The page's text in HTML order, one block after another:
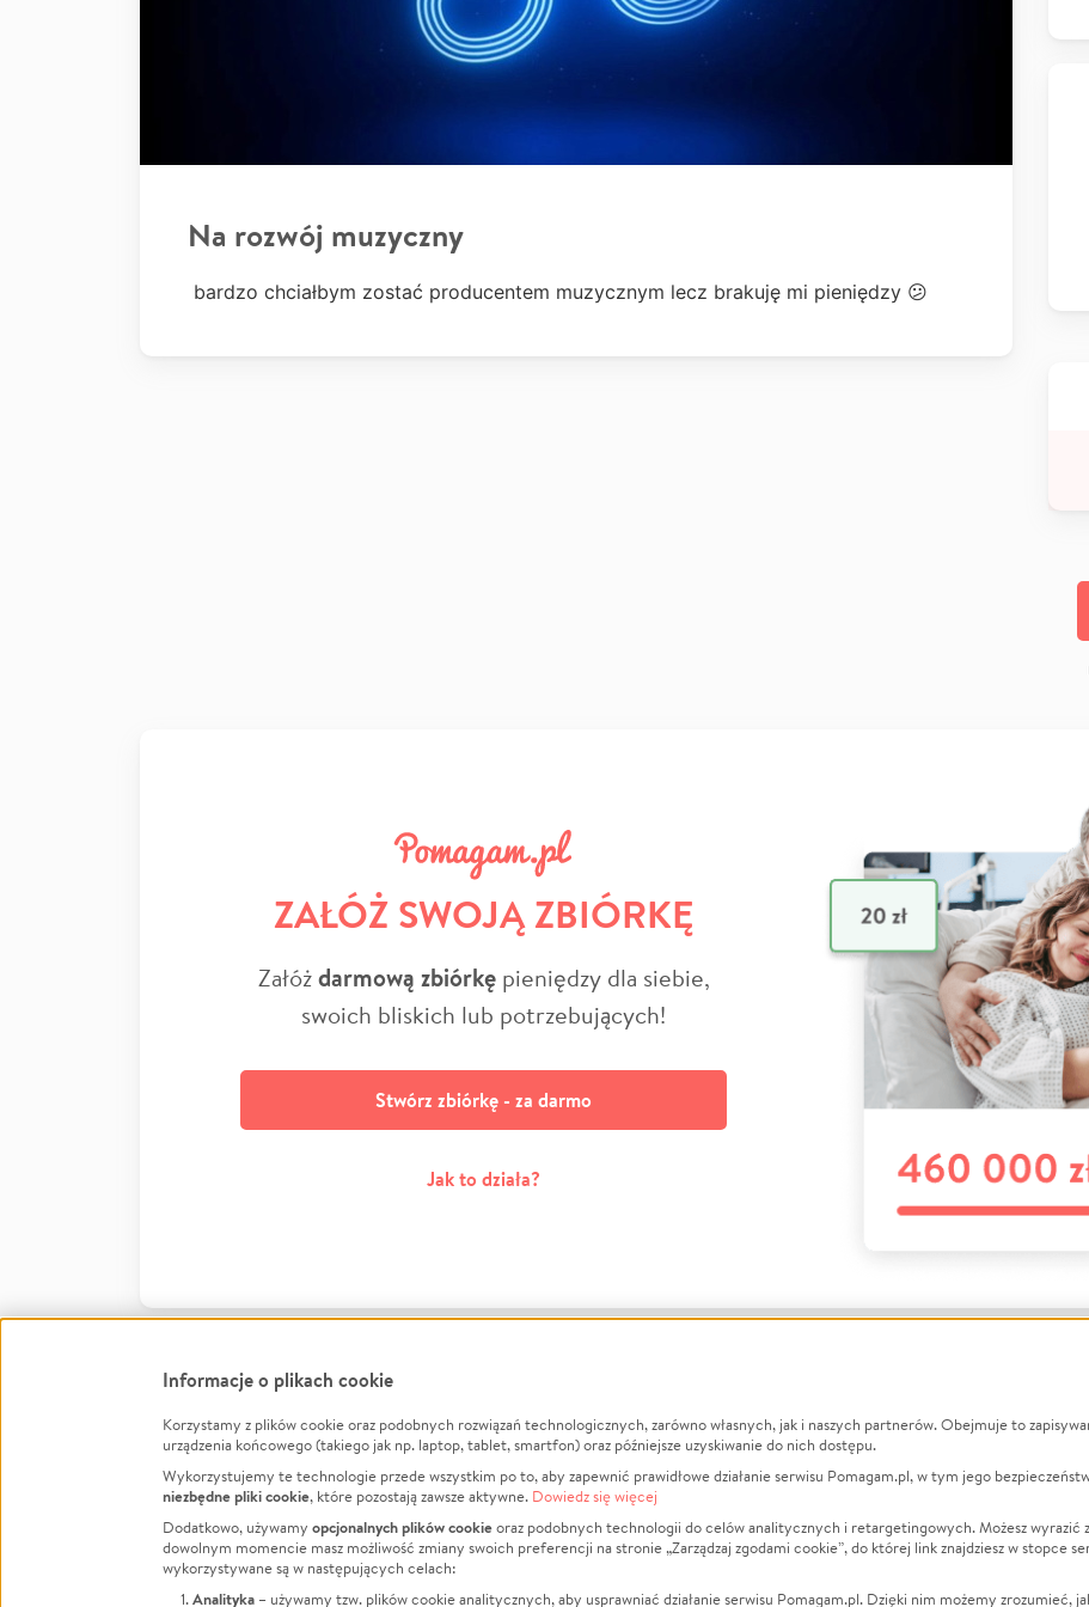
Na rozwój muzyczny
bardzo chciałbym zostać producentem muzycznym lecz brakuję mi pieniędzy 😕
ZAŁÓŻ SWOJĄ ZBIÓRKĘ
Załóżdarmową zbiórkępieniędzy dla siebie,
swoich bliskich lub potrzebujących!
Stwórz zbiórkę - za darmo
Jak to działa?
FacebookTwitter Instagram
LinkedInTikTok Youtube
Informacje
Jak to działa?
Regulamin
Polityka Prywatności
O nas
Opinie
Raporty
Za darmo
Zbieraj na
Leczenie
Zwierzęta
Pożar
Informacje o plikach cookie
Korzystamy z plików cookie oraz podobnych rozwiązań technologicznych, zarówno własnych, jak i naszych partnerów. Obejmuje to
urządzenia końcowego (takiego jak np. laptop, tablet, smartfon) oraz późniejsze uzyskiwanie do nich dostępu.
Wykorzystujemy te technologie przede wszystkim po to, aby zapewnić prawidłowe działanie serwisu Pomagam.pl, w tym jego
niezbędne pliki cookie, które pozostają zawsze aktywne. Dowiedz się więcej
Dodatkowo, używamy opcjonalnych plików cookieoraz podobnych technologii do celów analitycznych i retargetingowych. Możesz wyrazić
dowolnym momencie masz możliwość zmiany swoich preferencji na stronie „Zarządzaj zgodami cookie”, do której link znajdziesz w stopce
wykorzystywane są w następujących celach:
Analityka – używamy tzw. plików cookie analitycznych, aby usprawniać działanie serwisu Pomagam.pl. Dzięki nim możemy zrozumieć,